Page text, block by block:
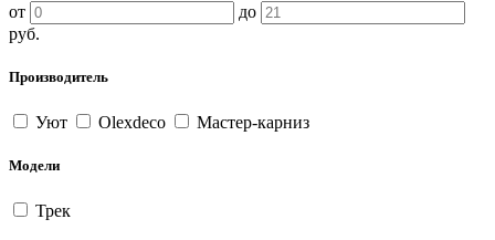
от
до
руб.
Производитель
Уют Olexdeco Мастер-карниз
Модели
Трек